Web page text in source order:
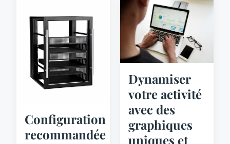
Configuration
recommandée
Dynamiser
votre activité
avec des
graphiques
uniques et